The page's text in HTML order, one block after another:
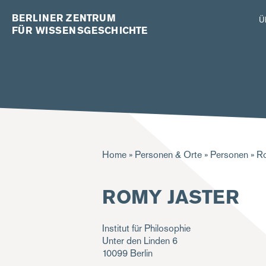
BERLINER ZENTRUM
FÜR WISSENSGESCHICHTE
Pfadnavigation
Home Personen & Orte Personen
ROMY JASTER
Institut für Philosophie
Unter den Linden 6
10099 Berlin